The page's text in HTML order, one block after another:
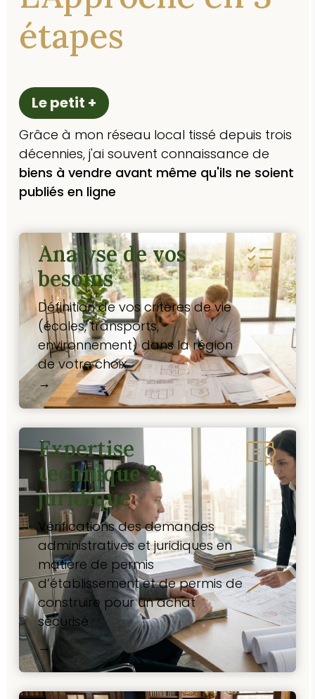
Le petit +
étapes
Grâce à mon réseau local tissé depuis trois
décennies, j'ai souvent connaissance de
biens à vendre avant même qu'ils ne soient
publiés en ligne
Analyse de vos
besoins
Définition de vos critères de vie
(écoles, transports,
environnement) dans la région
de votre choix.
→
Expertise
technique &
juridique
Vérifications des demandes
administratives et juridiques en
matière de permis
d’établissement et de permis de
construire pour un achat
sécurisé
→